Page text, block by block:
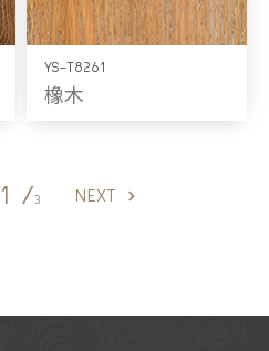
YS-T8261
橡木
1 /3 NEXT